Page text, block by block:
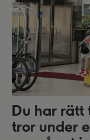
Du har rätt
tror under